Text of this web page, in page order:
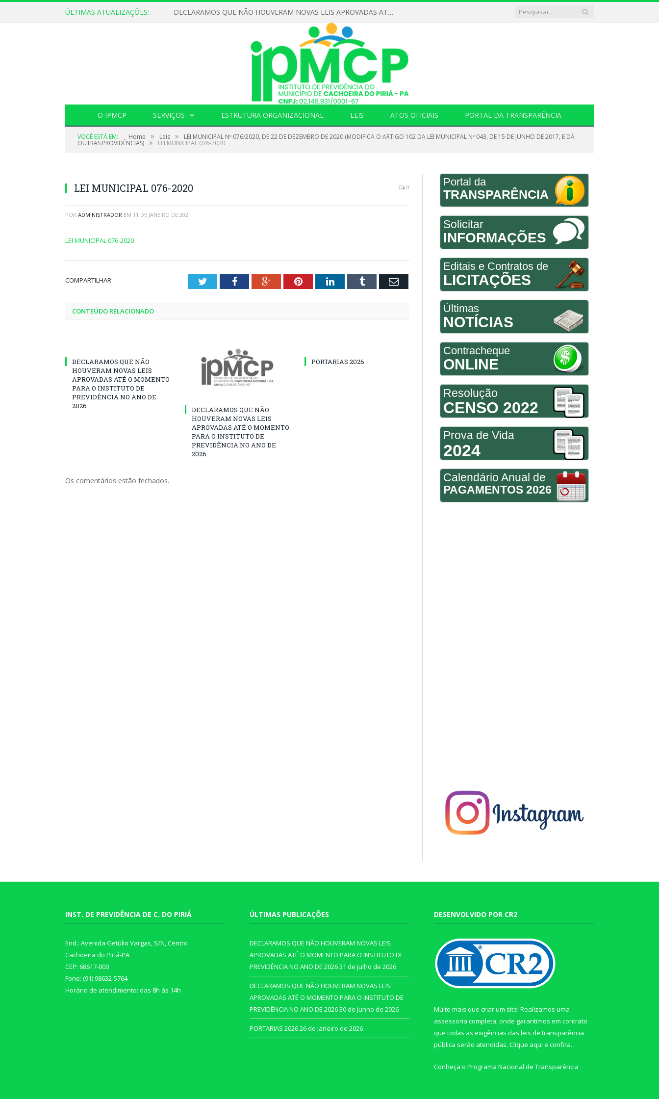
ÚLTIMAS ATUALIZAÇÕES: DECLARAMOS QUE NÃO HOUVERAM NOVAS LEIS APROVADAS ATÉ O MOMENTO PARA O INSTITUTO DE PREVIDÊNCIA NO ANO DE 2026
O IPMCP SERVIÇOS ESTRUTURA ORGANIZACIONAL LEIS ATOS OFICIAIS PORTAL DA TRANSPARÊNCIA
VOCÊ ESTÁ EM: Home » Leis » LEI MUNICIPAL Nº 076/2020, DE 22 DE DEZEMBRO DE 2020 (MODIFICA O ARTIGO 102 DA LEI MUNICIPAL Nº 043, DE 15 DE JUNHO DE 2017, E DÁ
OUTRAS PROVIDÊNCIAS) » LEI MUNICIPAL 076-2020
LEI MUNICIPAL 076-2020 0
POR ADMINISTRADOR EM 11 DE JANEIRO DE 2021
LEI MUNICIPAL 076-2020
COMPARTILHAR: TwitterFacebookGoogle+PinterestLinkedInTumblr Email
CONTEÚDO RELACIONADO
DECLARAMOS QUE NÃO
HOUVERAM NOVAS LEIS
APROVADAS ATÉ O MOMENTO
PARA O INSTITUTO DE
PREVIDÊNCIA NO ANO DE
2026
DECLARAMOS QUE NÃO
HOUVERAM NOVAS LEIS
APROVADAS ATÉ O MOMENTO
PARA O INSTITUTO DE
PREVIDÊNCIA NO ANO DE
2026
PORTARIAS 2026
Os comentários estão fechados.
Portal da
TRANSPARÊNCIA
Solicitar
INFORMAÇÕES
Editais e Contratos de
LICITAÇÕES
Últimas
NOTÍCIAS
Contracheque
ONLINE
Resolução
CENSO 2022
Prova de Vida
2024
Calendário Anual de
PAGAMENTOS 2026
INST. DE PREVIDÊNCIA DE C. DO PIRIÁ
End.: Avenida Getúlio Vargas, S/N, Centro
Cachoeira do Piriá-PA
CEP: 68617-000
Fone: (91) 98632-5764
Horário de atendimento: das 8h às 14h
ÚLTIMAS PUBLICAÇÕES
DECLARAMOS QUE NÃO HOUVERAM NOVAS LEIS
APROVADAS ATÉ O MOMENTO PARA O INSTITUTO DE
PREVIDÊNCIA NO ANO DE 202631 de julho de 2026
DECLARAMOS QUE NÃO HOUVERAM NOVAS LEIS
APROVADAS ATÉ O MOMENTO PARA O INSTITUTO DE
PREVIDÊNCIA NO ANO DE 202630 de junho de 2026
PORTARIAS 202626 de janeiro de 2026
DESENVOLVIDO POR CR2
Muito mais que criar um site! Realizamos uma
assessoria completa, onde garantimos em contrato
que todas as exigências das leis de transparência
pública serão atendidas. Clique aqui e confira.
Conheça o Programa Nacional de Transparência